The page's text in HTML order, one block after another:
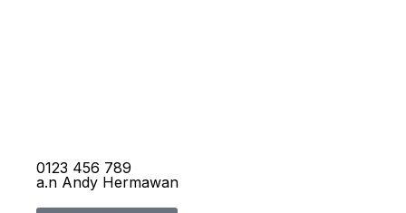
0123 456 789
a.n Andy Hermawan